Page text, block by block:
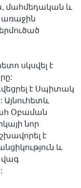
մահմեդական և
առաջին
սկսվել է
է Սպիտակ
Օբաման
նոր
է
և